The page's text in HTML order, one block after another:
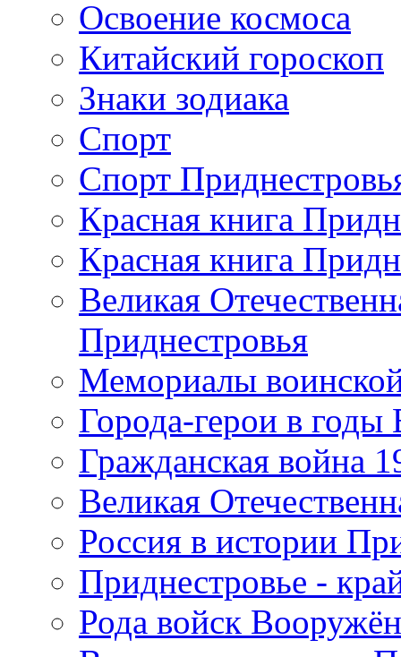
Освоение космоса
Китайский гороскоп
Знаки зодиака
Спорт
Спорт
Красная книга
Красная книга
Великая
Приднестровья
Мемориалы
Города-герои в
Гражданская война
Великая
Россия в истории
Приднестровье -
Рода войск